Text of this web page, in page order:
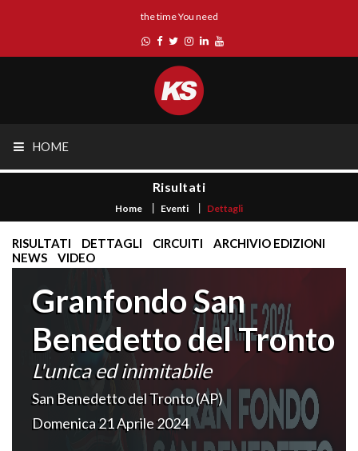
the time You need
HOME
Risultati
Home Eventi Dettagli
RISULTATI DETTAGLI CIRCUITI
ARCHIVIO EDIZIONI
NEWS
VIDEO
Granfondo San
Benedetto del Tronto
L'unica ed inimitabile
San Benedetto del Tronto (AP)
Domenica 21 Aprile 2024